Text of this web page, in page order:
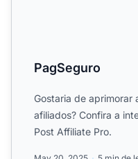
PagSeguro
Gostaria de aprimorar
afiliados? Confira a
Post Affiliate Pro.